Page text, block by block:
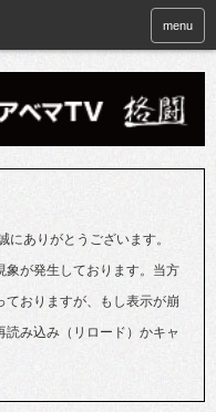
menu
ありがとうございます。
象が発生しております。当方
おりますが、もし表示が崩
み込み（リロード）かキャ